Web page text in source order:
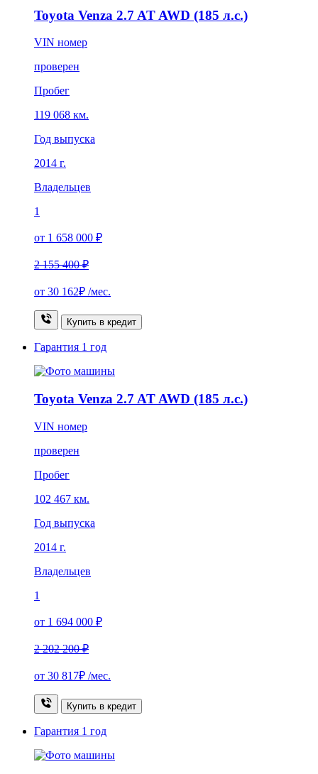
Toyota Venza 2.7 AT AWD (185 л.с.)
VIN номер
проверен
Пробег
119 068 км.
Год выпуска
2014 г.
Владельцев
1
от 1 658 000 ₽
2 155 400 ₽
от 30 162₽ /мес.
Купить в кредит
Гарантия 1 год
Toyota Venza 2.7 AT AWD (185 л.с.)
VIN номер
проверен
Пробег
102 467 км.
Год выпуска
2014 г.
Владельцев
1
от 1 694 000 ₽
2 202 200 ₽
от 30 817₽ /мес.
Купить в кредит
Гарантия 1 год